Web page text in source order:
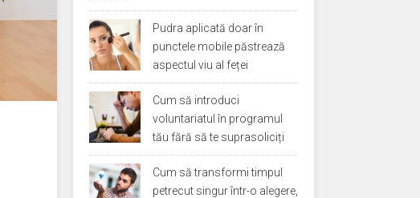
Pudra aplicată doar în
punctele mobile păstrează
aspectul viu al feței
Cum să introduci
voluntariatul în programul
tău fără să te suprasoliciți
Cum să transformi timpul
petrecut singur într-o alegere,